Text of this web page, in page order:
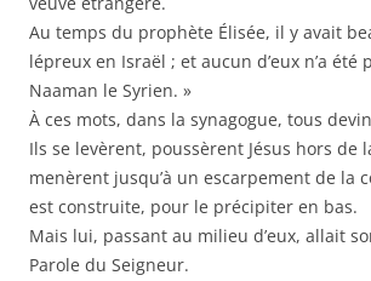
Au temps du prophète Élisée, il y avait
lépreux en Israël ; et aucun d’eux n’a
Naaman le Syrien. »
À ces mots, dans la synagogue, tous
Ils se levèrent, poussèrent Jésus hors de
menèrent jusqu’à un escarpement de la
est construite, pour le précipiter en bas.
Mais lui, passant au milieu d’eux, allait
Parole du Seigneur.